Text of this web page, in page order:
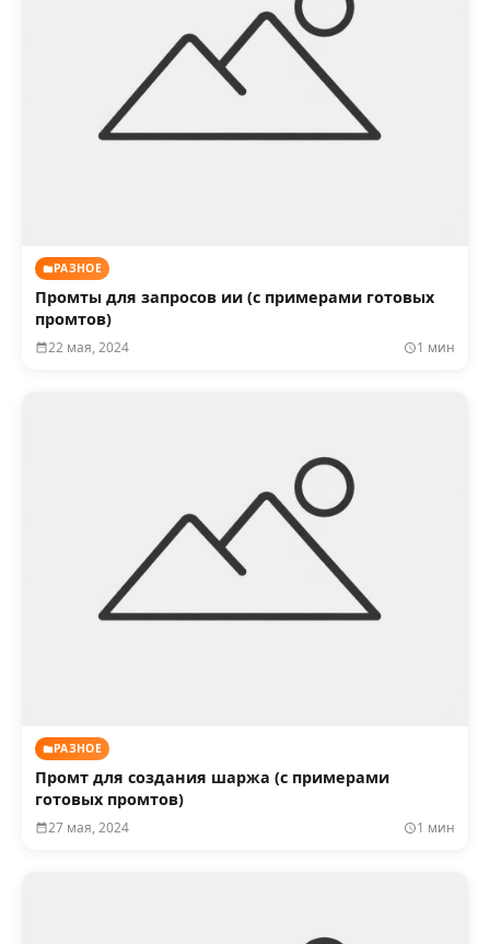
РАЗНОЕ
Промты для запросов ии (с примерами готовых
промтов)
22 мая, 2024 1 мин
РАЗНОЕ
Промт для создания шаржа (с примерами
готовых промтов)
27 мая, 2024 1 мин